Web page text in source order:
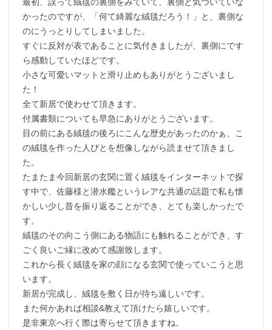
かったのですが、「何て綺麗な絨毯だろう！」と、裏側な
のにうっとりしてしまいました。
すぐに反対が表であることに気付きましたが、裏側にです
ら感動していたほどです。
小さな可愛いマットと滑り止めもありがとうございまし
た！
全て新居で使わせて頂きます。
付属書類についても早急にありがとうございます。
目の前にある絨毯の後ろにこんな歴史があったのかぁ、こ
の絨毯を作った人びとを想像しながら読ませて頂きまし
た。
たまたま今回新居の玄関に置く絨毯をインターネットで探
す中で、佐藤様と潜水艦というレアな共通の話題で私も懐
かしい少し昔を振り返ることができ、とても楽しかったで
す。
絨毯のその向こう側にある物語にも触れることができ、す
ごく良いご縁に改めて感謝致します。
これから長く絨毯を家の顔になる玄関で使っていこうと思
います。
新居が完成し、絨毯を敷く日が待ち遠しいです。
また何かあれば相談&教えて頂けたら嬉しいです。
是非東京へ行く際は寄らせて頂きますね。